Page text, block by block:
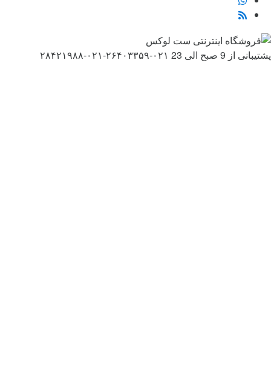
پشتیبانی از 9 صبح الی 23 ۰۲۱-۲۶۴۰۳۳۵۹-۰۲۱-۲۸۴۲۱۹۸۸